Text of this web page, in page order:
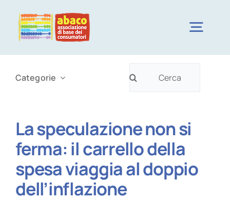
contenuto
CHI SIAMO
NOTIZIE
DOVE SIAMO
Categorie
per:
La speculazione non si
ferma: il carrello della
spesa viaggia al doppio
dell’inflazione